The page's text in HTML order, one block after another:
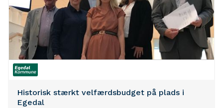
Historisk stærkt velfærdsbudget på plads i
Egedal